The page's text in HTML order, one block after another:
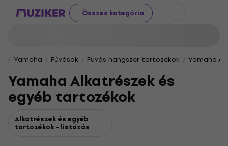
Összes kategória
Yamaha Fúvósok Fúvós hangszer tartozékok Yamaha
Yamaha Alkatrészek és
egyéb tartozékok
Alkatrészek és egyéb
tartozékok - listázás